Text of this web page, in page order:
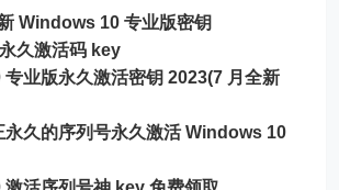
Windows 10 专业版密钥
久激活码 key
业版永久激活密钥 2023(7 月全新
永久的序列号永久激活 Windows 10